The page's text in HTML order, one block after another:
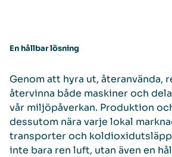
En hållbar lösning
Genom att hyra ut, återanvända,
återvinna både maskiner och
vår miljöpåverkan. Produktion
dessutom nära varje lokal
transporter och
inte bara ren luft, utan även en